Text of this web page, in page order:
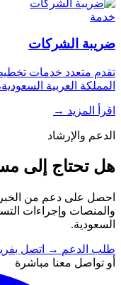
خدمة
ضريبة الشركات
تقدم متعدد خدمات
المملكة العربية
اقرأ المزيد →
الدعم والإرشاد
هل تحتاج إلى
احصل على دعم من
والمنصات وإجراءات
السعودية.
طلب الدعم → اتصل
أو تواصل معنا مباشرة